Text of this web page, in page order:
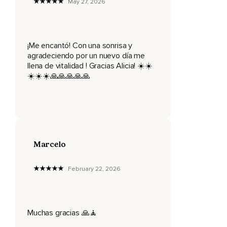
Vuelve y acomódate y vuelve y obsérvate,
Y ahora,
En esta segunda vez,
Puedes de pronto ver detalles que no has percibido la
imagen tuya de tu sonrisa,
potente entre esa sonrisa y el amor que emana de ti,
May 27, 2026
¡Me encantó! Con una sonrisa y
agradeciendo por un nuevo día me
llena de vitalidad ! Gracias Alicia! ☀️☀️
☀️☀️☀️🙏🙏🙏🙏🙏
Marcelo
February 22, 2026
Muchas gracias 🙏🧘